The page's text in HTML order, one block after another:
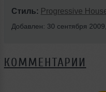
Стиль: Progressive
Добавлен: 30 сентября
КОММЕНТАРИИ